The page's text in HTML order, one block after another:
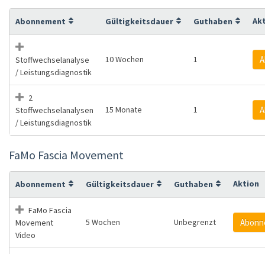
Abonnement Gültigkeitsdauer Guthaben
Stoffwechselanalyse
/ Leistungsdiagnostik
10 Wochen 1
2
Stoffwechselanalysen
/ Leistungsdiagnostik
15 Monate 1
FaMo Fascia Movement
Abonnement Gültigkeitsdauer Guthaben Aktion
FaMo Fascia
Movement
Video
5 Wochen Unbegrenzt